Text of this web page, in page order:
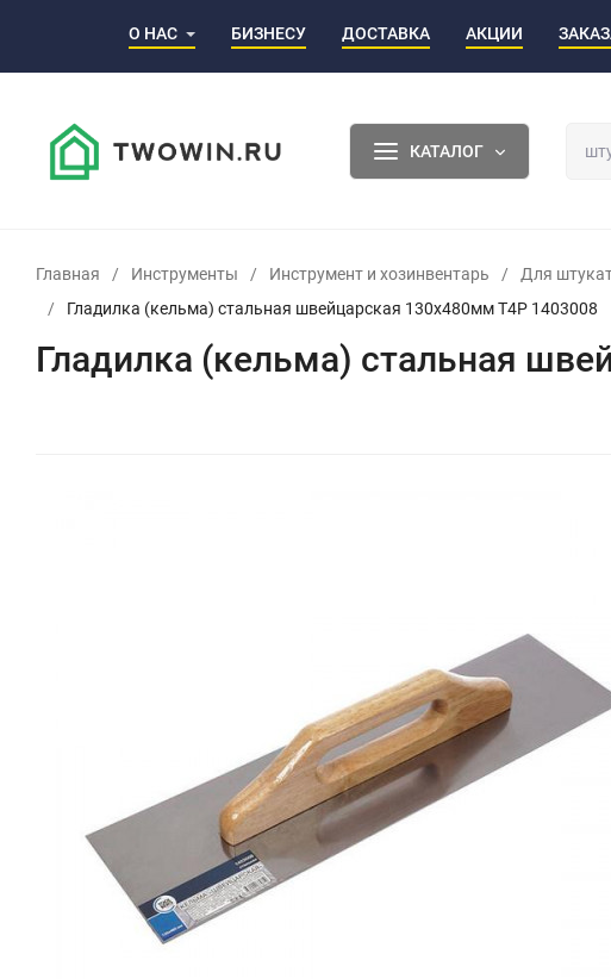
О НАС БИЗНЕСУ ДОСТАВКА АКЦИИ
КАТАЛОГ
Главная / Инструменты / Инструмент и хозинвентарь / Для
/
Гладилка (кельма) стальная швейцарская 130х480мм T4P 1403008
Гладилка (кельма) стальная